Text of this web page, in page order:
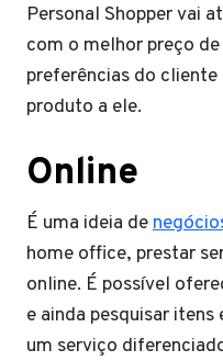
Personal Shopper vai
com o melhor preço
preferências do
produto a ele.
Online
É uma ideia de
home office, prestar
online. É possível
e ainda pesquisar
um serviço